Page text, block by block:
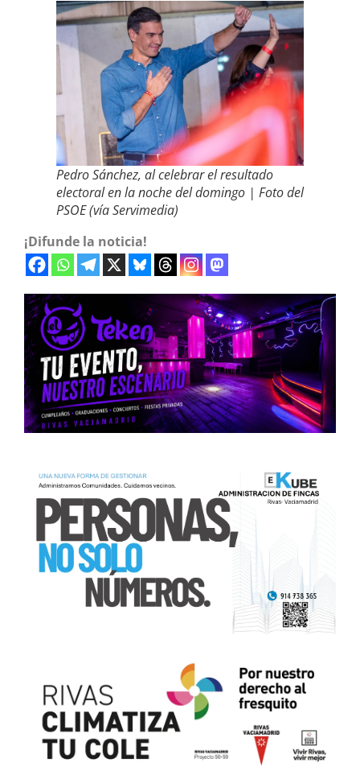
Pedro Sánchez, al celebrar el resultado
electoral en la noche del domingo | Foto del
PSOE (vía Servimedia)
¡Difunde la noticia!